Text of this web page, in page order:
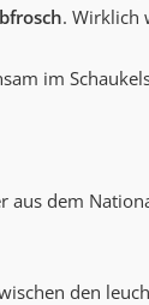
. Wirklich
im
dem
den